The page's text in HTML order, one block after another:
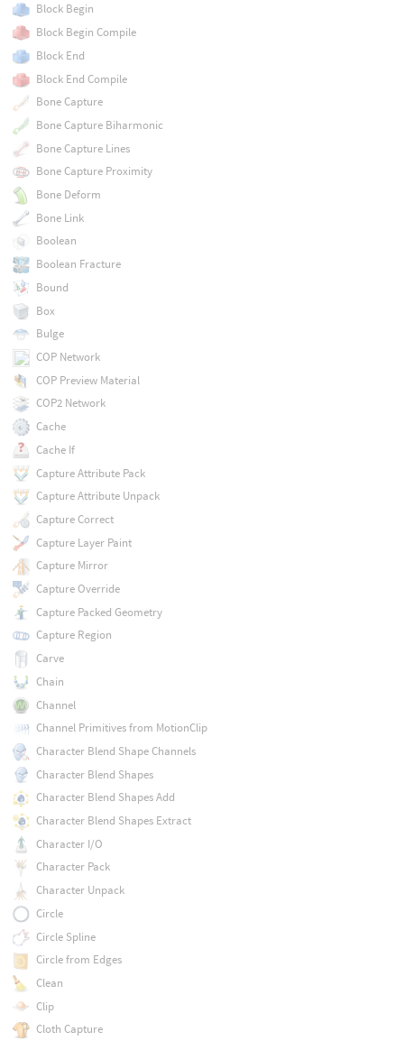
Block Begin
Block Begin Compile
Block End
Block End Compile
Bone Capture
Bone Capture Biharmonic
Bone Capture Lines
Bone Capture Proximity
Bone Deform
Bone Link
Boolean
Boolean Fracture
Bound
Box
Bulge
COP Network
COP Preview Material
COP2 Network
Cache
Cache If
Capture Attribute Pack
Capture Attribute Unpack
Capture Correct
Capture Layer Paint
Capture Mirror
Capture Override
Capture Packed Geometry
Capture Region
Carve
Chain
Channel
Channel Primitives from MotionClip
Character Blend Shape Channels
Character Blend Shapes
Character Blend Shapes Add
Character Blend Shapes Extract
Character I/O
Character Pack
Character Unpack
Circle
Circle Spline
Circle from Edges
Clean
Clip
Cloth Capture